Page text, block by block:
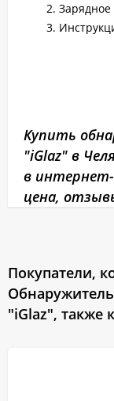
Зарядное
Купить
"iGlaz" в
в интернет-
цена,
Покупатели,
"iGlaz", также